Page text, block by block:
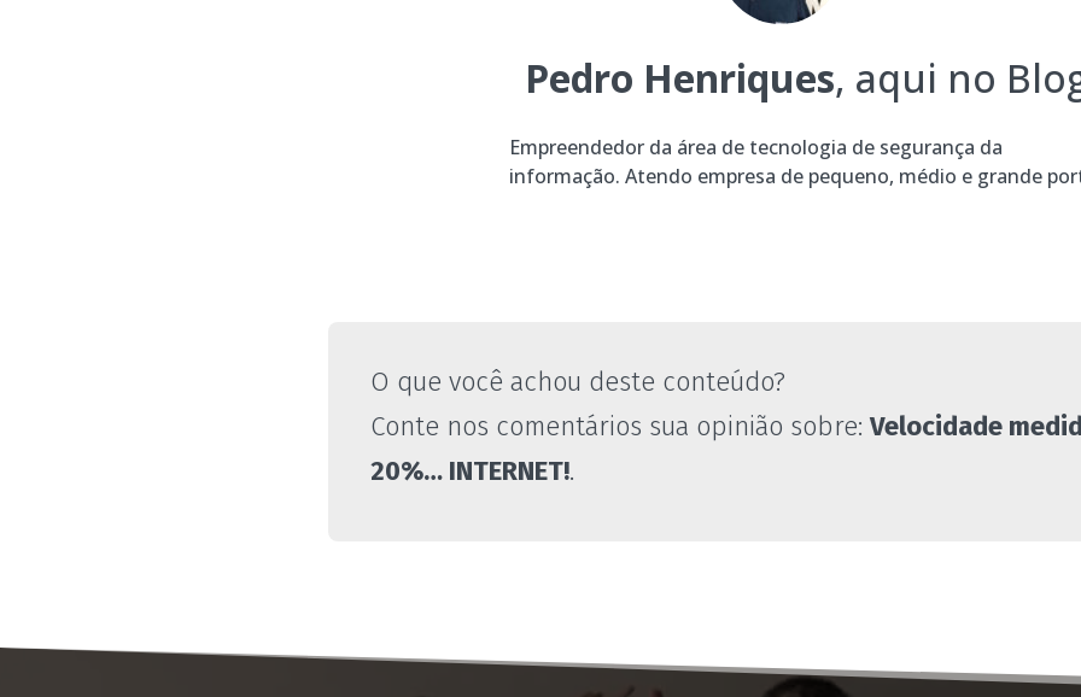
Pedro Henriques, aqui no
Empreendedor da área de tecnologia de segurança da
informação. Atendo empresa de pequeno, médio e grande
O que você achou deste conteúdo?
Conte nos comentários sua opinião sobre:Velocidade
20%… INTERNET!.